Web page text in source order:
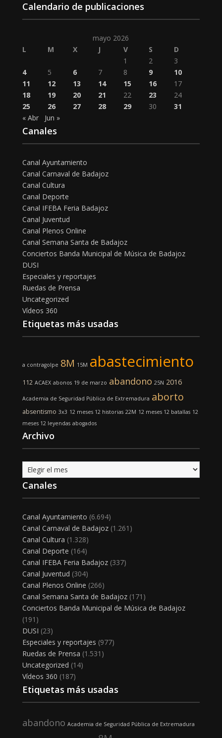
Calendario de publicaciones
mayo 2026
L
M X J V S
D
1
2
3
4
5 6 7 8 9
10
11
12 13 14 15 16
17
18
19 20 21 22 23
24
25
26 27 28 29 30
31
« Abr
Jun »
Canales
Canal Ayuntamiento
Canal Carnaval de Badajoz
Canal Cultura
Canal Deporte
Canal IFEBA Feria Badajoz
Canal Juventud
Canal Plenos Online
Canal Semana Santa de Badajoz
Conciertos Banda Municipal de Música de Badajoz
DUSI
Especiales y reportajes
Ruedas de Prensa
Uncategorized
Vídeos 360
Etiquetas más usadas
a contragolpe 8M 15M abastecimiento
112 ACAEX abonos 19 de marzo abandono 25N 2016
Academia de Seguridad Pública de Extremadura aborto
absentismo 3x3 12 meses 12 historias 22M 12 meses 12 batallas 12
meses 12 leyendas abogados
Archivo
Archivo
Canales
Canal Ayuntamiento (6.694)
Canal Carnaval de Badajoz(1.261)
Canal Cultura (1.328)
Canal Deporte (164)
Canal IFEBA Feria Badajoz(337)
Canal Juventud (304)
Canal Plenos Online (266)
Canal Semana Santa de Badajoz(171)
Conciertos Banda Municipal de Música de Badajoz
(191)
DUSI (23)
Especiales y reportajes (977)
Ruedas de Prensa (1.531)
Uncategorized (14)
Vídeos 360 (187)
Etiquetas más usadas
abandono Academia de Seguridad Pública de Extremadura